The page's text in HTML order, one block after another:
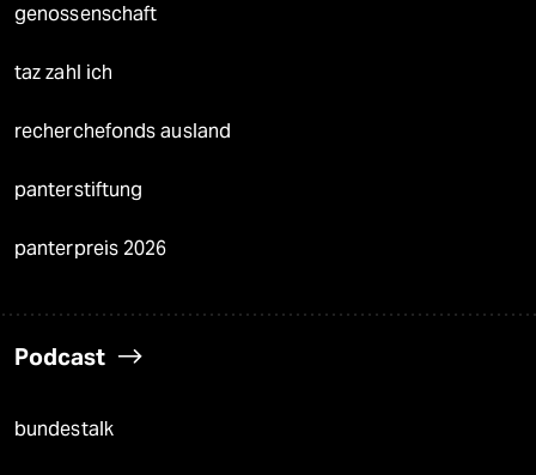
genossenschaft
taz zahl ich
recherchefonds ausland
panterstiftung
panterpreis 2026
Podcast
bundestalk